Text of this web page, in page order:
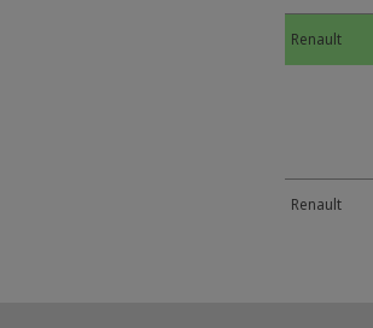
Renault
Renault